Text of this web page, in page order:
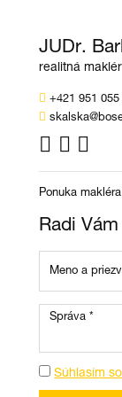
JUDr.
realitná
+421 951 055
Ponuka makléra
Radi
Súhlasím